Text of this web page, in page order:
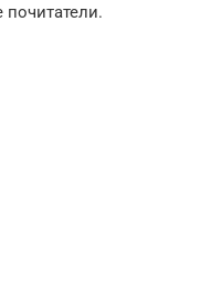
почитатели.